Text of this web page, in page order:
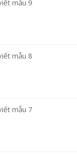
mẫu 9
mẫu 8
mẫu 7